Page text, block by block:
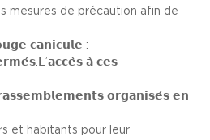
mesures de précaution afin de
𝗰𝗮𝗻𝗶𝗰𝘂𝗹𝗲 :
𝗮̀ 𝗰𝗲𝘀
𝗼𝗿𝗴𝗮𝗻𝗶𝘀𝗲́𝘀 𝗲𝗻
et habitants pour leur